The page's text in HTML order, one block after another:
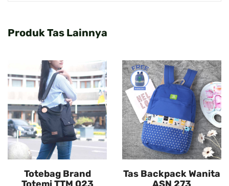
Produk Tas Lainnya
Totebag Brand
Tas Backpack Wanita